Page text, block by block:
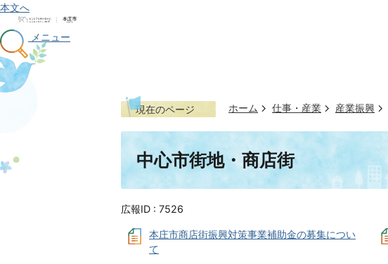
本文へ
メニュー
現在のページ ホーム 仕事・産業 産業振興
中心市街地・商店街
広報ID : 7526
本庄市商店街振興対策事業補助金の募集につい
て